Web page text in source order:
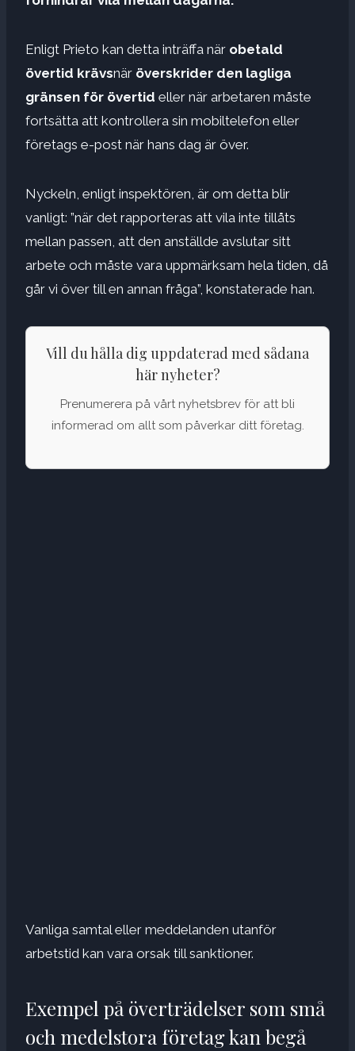
Enligt Prieto kan detta inträffa när obetald
övertid krävsnär överskrider den lagliga
gränsen för övertid eller när arbetaren måste
fortsätta att kontrollera sin mobiltelefon eller
företags e-post när hans dag är över.
Nyckeln, enligt inspektören, är om detta blir
vanligt: ​​”när det rapporteras att vila inte tillåts
mellan passen, att den anställde avslutar sitt
arbete och måste vara uppmärksam hela tiden, då
går vi över till en annan fråga”, konstaterade han.
Vill du hålla dig uppdaterad med sådana
här nyheter?
Prenumerera på vårt nyhetsbrev för att bli
informerad om allt som påverkar ditt företag.
Vanliga samtal eller meddelanden utanför
arbetstid kan vara orsak till sanktioner.
Exempel på överträdelser som små
och medelstora företag kan begå